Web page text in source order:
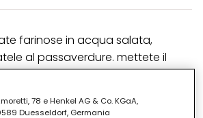
farinose in acqua salata,
al passaverdure. mettete il
rompetevi sopra le uova. lavorate
alla volta la farina. quando
78 e Henkel AG & Co. KGaA,
Duesseldorf, Germania